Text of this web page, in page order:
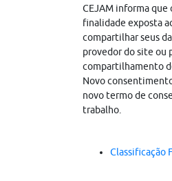
CEJAM informa que
finalidade exposta
compartilhar seus
provedor do site ou
compartilhamento
Novo
novo termo de
trabalho.
Classificação